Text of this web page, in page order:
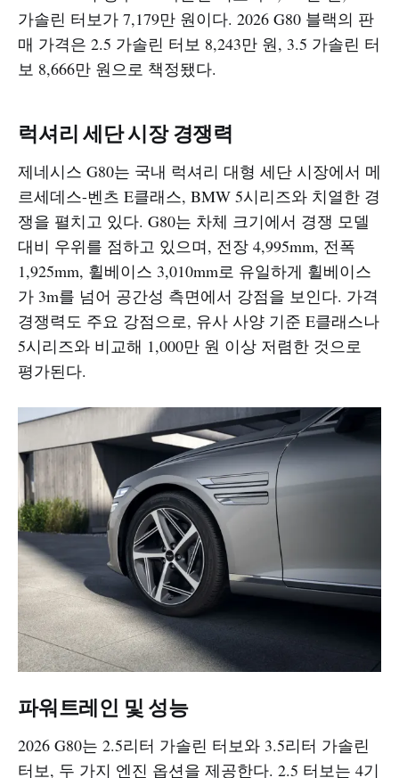
가솔린 터보가 7,179만 원이다. 2026 G80 블랙의 판
매 가격은 2.5 가솔린 터보 8,243만 원, 3.5 가솔린 터
보 8,666만 원으로 책정됐다.​
럭셔리 세단 시장 경쟁력
제네시스 G80는 국내 럭셔리 대형 세단 시장에서 메
르세데스-벤츠 E클래스, BMW 5시리즈와 치열한 경
쟁을 펼치고 있다. G80는 차체 크기에서 경쟁 모델
대비 우위를 점하고 있으며, 전장 4,995mm, 전폭
1,925mm, 휠베이스 3,010mm로 유일하게 휠베이스
가 3m를 넘어 공간성 측면에서 강점을 보인다. 가격
경쟁력도 주요 강점으로, 유사 사양 기준 E클래스나
5시리즈와 비교해 1,000만 원 이상 저렴한 것으로
평가된다.​
파워트레인 및 성능
2026 G80는 2.5리터 가솔린 터보와 3.5리터 가솔린
터보, 두 가지 엔진 옵션을 제공한다. 2.5 터보는 4기